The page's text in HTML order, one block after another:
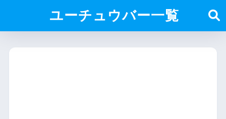
ユーチュウバー一覧